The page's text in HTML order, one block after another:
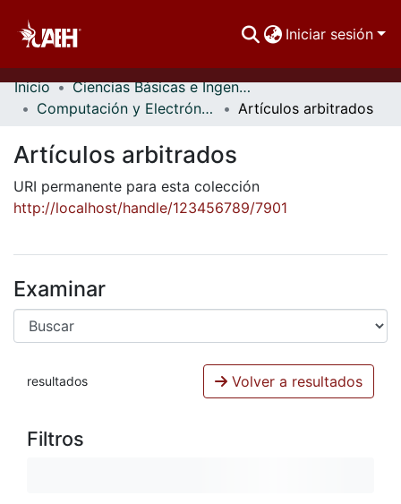
Iniciar sesión
Comunidades
Inicio
Ciencias Básicas e Ingeniería
Computación y Electrónica
Artículos arbitrados
Artículos arbitrados
URI permanente para esta colección
http://localhost/handle/123456789/7901
Examinar
resultados Volver a resultados
Filtros